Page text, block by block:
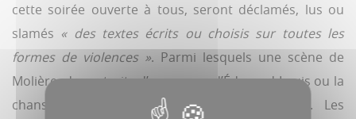
cette soirée ouverte à tous, seront déclamés, lus ou
slamés « des textes écrits ou choisis sur toutes les
formes de violences ». Parmi lesquels une scène de
Molière, des extraits d’un roman d’Édouard Louis ou la
chanson
N’insiste pasde Camille Lellouche. Les